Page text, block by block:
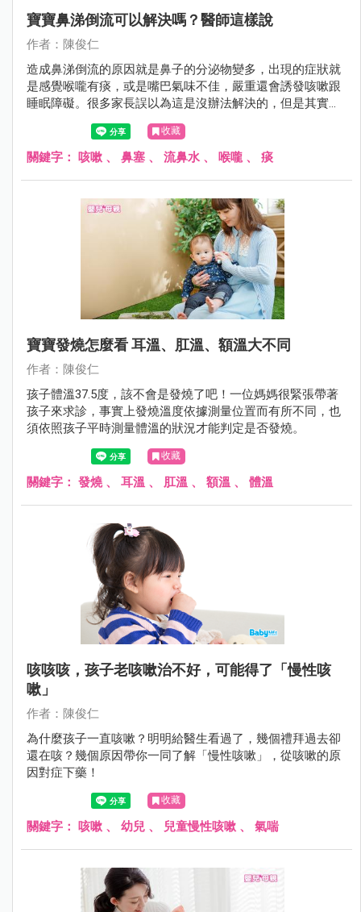
寶寶鼻涕倒流可以解決嗎？醫師這樣說
作者：陳俊仁
造成鼻涕倒流的原因就是鼻子的分泌物變多，出現的症狀就
是感覺喉嚨有痰，或是嘴巴氣味不佳，嚴重還會誘發咳嗽跟
睡眠障礙。很多家長誤以為這是沒辦法解決的，但是其實可
收藏
關鍵字： 咳嗽 、 鼻塞 、 流鼻水 、 喉嚨、 痰
寶寶發燒怎麼看 耳溫、肛溫、額溫大不同
作者：陳俊仁
孩子體溫37.5度，該不會是發燒了吧！一位媽媽很緊張帶著
孩子來求診，事實上發燒溫度依據測量位置而有所不同，也
須依照孩子平時測量體溫的狀況才能判定是否發燒。
收藏
關鍵字： 發燒、 耳溫 、 肛溫 、 額溫 、 體溫
咳咳咳，孩子老咳嗽治不好，可能得了「慢性咳
嗽」
作者：陳俊仁
為什麼孩子一直咳嗽？明明給醫生看過了，幾個禮拜過去卻
還在咳？幾個原因帶你一同了解「慢性咳嗽」，從咳嗽的原
因對症下藥！
收藏
關鍵字： 咳嗽 、 幼兒 、 兒童慢性咳嗽 、 氣喘